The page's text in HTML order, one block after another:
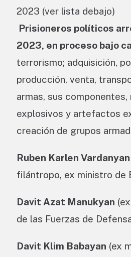
2023 (ver lista debajo)
Prisioneros políticos
2023, en proceso bajo
terrorismo; adquisición,
producción, venta,
armas, sus componentes,
explosivos y artefactos
creación de grupos
Ruben Karlen Vardanyan
filántropo, ex ministro de
Davit Azat Manukyan
de las Fuerzas de
Davit Klim Babayan (ex